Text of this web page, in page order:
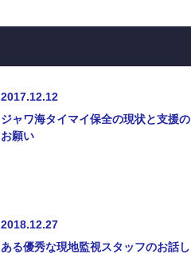
2017.12.12
ジャワ海タイマイ保全の現状と支援の
お願い
2018.12.27
ある優秀な現地監視スタッフのお話し